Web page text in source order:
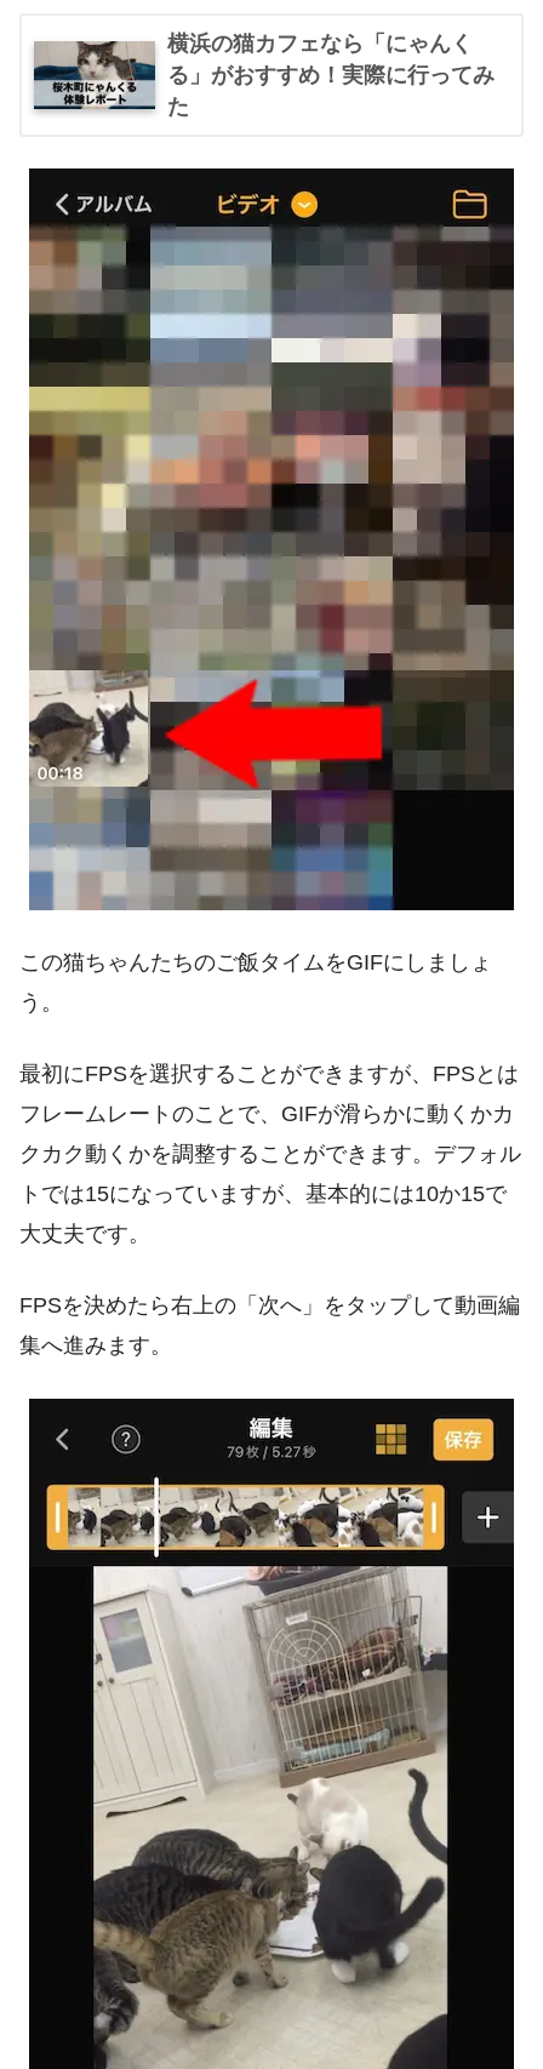
横浜の猫カフェなら「にゃんく
る」がおすすめ！実際に行ってみ
た
この猫ちゃんたちのご飯タイムをGIFにしましょ
う。
最初にFPSを選択することができますが、FPSとは
フレームレートのことで、GIFが滑らかに動くかカ
クカク動くかを調整することができます。デフォル
トでは15になっていますが、基本的には10か15で
大丈夫です。
FPSを決めたら右上の「次へ」をタップして動画編
集へ進みます。